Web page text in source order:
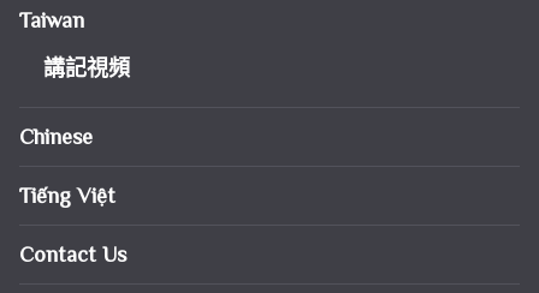
Taiwan
講記視頻
Chinese
Tiếng Việt
Contact Us